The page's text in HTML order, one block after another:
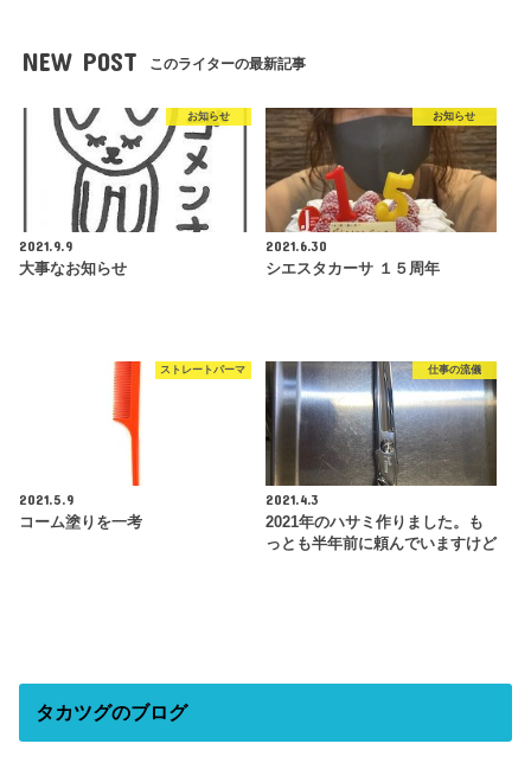
NEW POST このライターの最新記事
お知らせ
2021.9.9
大事なお知らせ
お知らせ
2021.6.30
シエスタカーサ １５周年
ストレートパーマ
2021.5.9
コーム塗りを一考
仕事の流儀
2021.4.3
2021年のハサミ作りました。も
っとも半年前に頼んでいますけど
タカツグのブログ